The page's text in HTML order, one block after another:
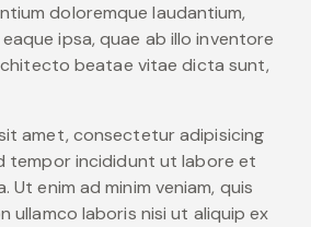
doloremque laudantium,
ipsa, quae ab illo inventore
beatae vitae dicta sunt,
amet, consectetur adipisicing
tempor incididunt ut labore et
Ut enim ad minim veniam, quis
ullamco laboris nisi ut aliquip ex